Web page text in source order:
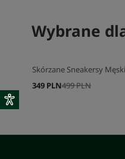
Wybrane
Skórzane Sneakersy
499 PLN
349 PLN